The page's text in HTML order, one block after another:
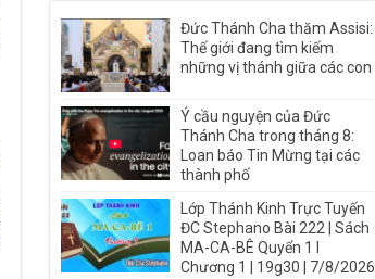
Đức Thánh Cha thăm Assisi:
Thế giới đang tìm kiếm
những vị thánh giữa các con
Ý cầu nguyện của Đức
Thánh Cha trong tháng 8:
Loan báo Tin Mừng tại các
thành phố
Lớp Thánh Kinh Trực Tuyến
ĐC Stephano Bài 222 | Sách
MA-CA-BÊ Quyển 1 I
Chương 1 | 19g30 | 7/8/2026